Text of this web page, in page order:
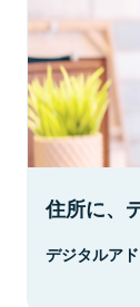
住所に、
デジタルア